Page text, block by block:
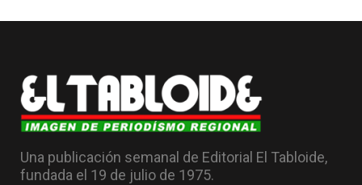
Una publicación semanal de Editorial El Tabloide,
fundada el 19 de julio de 1975.